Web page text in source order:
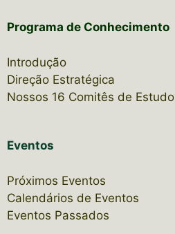
Programa de Conhecimento
Introdução
Direção Estratégica
Nossos 16 Comitês de Estudo
Eventos
Próximos Eventos
Calendários de Eventos
Eventos Passados